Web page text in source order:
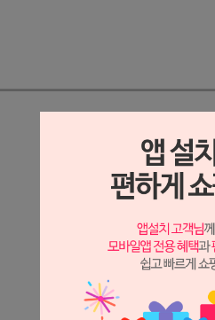
상세정보 새
상세 정보를 확
※ 필독해
는 시세 변동에 따라
문의 후 주문